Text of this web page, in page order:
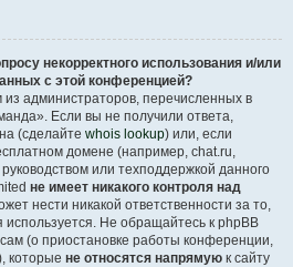
некорректного использования и/или
с этой конференцией?
администраторов, перечисленных в
Если вы не получили ответа,
(сделайте whois lookup) или, если
домене (например, chat.ru,
или техподдержкой данного
не имеет никакого контроля над
нести никакой ответственности за то,
Не обращайтесь к phpBB
(о приостановке работы конференции,
которые не относятся напрямую к сайту